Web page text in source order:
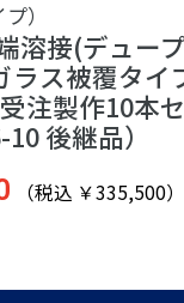
）
溶接(デュー
ラス被覆タイ
注製作10本
10 後継品）
（税込 ￥335,500）